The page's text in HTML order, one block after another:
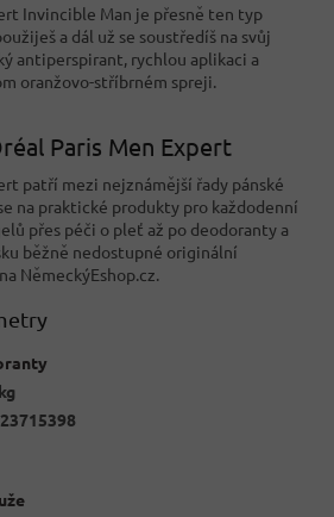
Invincible Man je přesně ten typ
a dál už se soustředíš na svůj
antiperspirant, rychlou aplikaci a
oranžovo-stříbrném spreji.
Paris Men Expert
patří mezi nejznámější řady pánské
na praktické produkty pro každodenní
přes péči o pleť až po deodoranty a
běžně nedostupné originální
NěmeckýEshop.cz.